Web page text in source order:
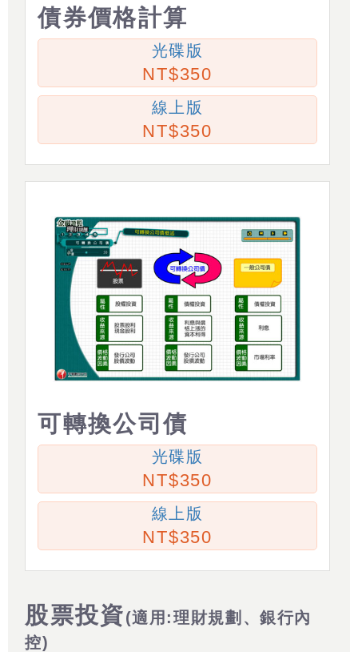
債券價格計算
光碟版
350
線上版
350
可轉換公司債
光碟版
350
線上版
350
股票投資(適用:理財規劃、銀行內
控)